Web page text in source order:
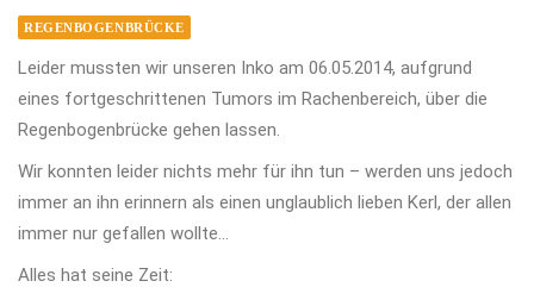
REGENBOGENBRÜCKE
Leider mussten wir unseren Inko am 06.05.2014, aufgrund
eines fortgeschrittenen Tumors im Rachenbereich, über die
Regenbogenbrücke gehen lassen.
Wir konnten leider nichts mehr für ihn tun – werden uns jedoch
immer an ihn erinnern als einen unglaublich lieben Kerl, der allen
immer nur gefallen wollte…
Alles hat seine Zeit: